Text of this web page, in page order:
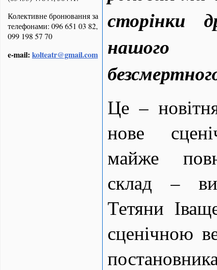
Колективне бронювання за
телефонами: 096 651 03 82,
099 198 57 70
e-mail: kolteatr@gmail.com
сторінки
нашого
Це –
нове
майже
склад –
Тетяни
сценічною